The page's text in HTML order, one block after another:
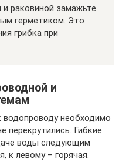
раковиной замажьте
герметиком. Это
грибка при
и
необходимо
перекрутились. Гибкие
воды следующим
к левому – горячая.